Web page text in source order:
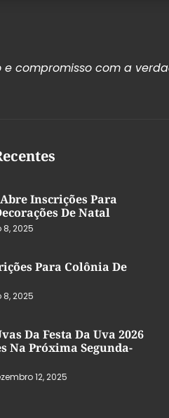
e compromisso com a
Inscrições Para
De Natal
2025
Para Colônia De
2025
Da Festa Da Uva 2026
Na Próxima Segunda-
12, 2025